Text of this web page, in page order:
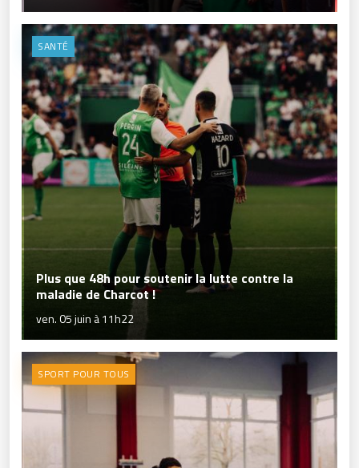
SANTÉ
Plus que 48h pour soutenir la lutte contre la
maladie de Charcot !
ven. 05 juin à 11h22
SPORT POUR TOUS